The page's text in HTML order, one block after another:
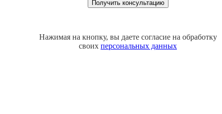
Нажимая на кнопку, вы даете согласие на обработку
своих персональных данных